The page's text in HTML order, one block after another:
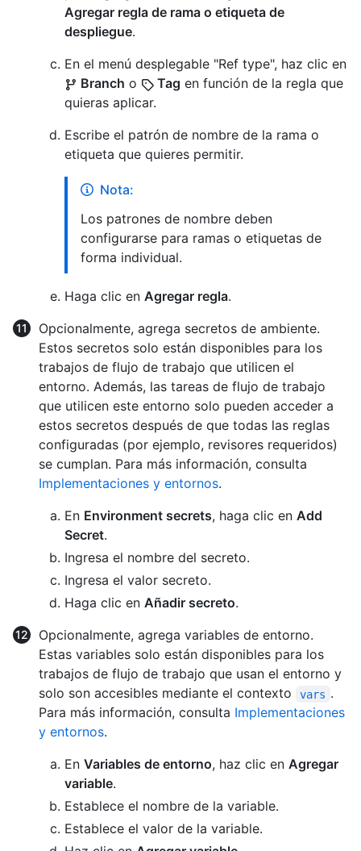
Agregar regla de rama o etiqueta de
despliegue.
En el menú desplegable "Ref type", haz clic en
Branch o Tag en función de la regla que
quieras aplicar.
Escribe el patrón de nombre de la rama o
etiqueta que quieres permitir.
Nota:
Los patrones de nombre deben
configurarse para ramas o etiquetas de
forma individual.
Haga clic en Agregar regla.
Opcionalmente, agrega secretos de ambiente.
Estos secretos solo están disponibles para los
trabajos de flujo de trabajo que utilicen el
entorno. Además, las tareas de flujo de trabajo
que utilicen este entorno solo pueden acceder a
estos secretos después de que todas las reglas
configuradas (por ejemplo, revisores requeridos)
se cumplan. Para más información, consulta
Implementaciones y entornos.
En Environment secrets, haga clic en Add
Secret.
Ingresa el nombre del secreto.
Ingresa el valor secreto.
Haga clic en Añadir secreto.
Opcionalmente, agrega variables de entorno.
Estas variables solo están disponibles para los
trabajos de flujo de trabajo que usan el entorno y
solo son accesibles mediante el contexto
vars .
Para más información, consulta Implementaciones
y entornos.
En Variables de entorno, haz clic en Agregar
variable.
Establece el nombre de la variable.
Establece el valor de la variable.